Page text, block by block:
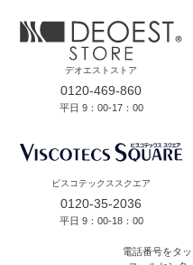
デオエストストア
0120-469-860
平日 9：00-17：00
ビスコテックススクエア
0120-35-2036
平日 9：00-18：00
電話番号をタ